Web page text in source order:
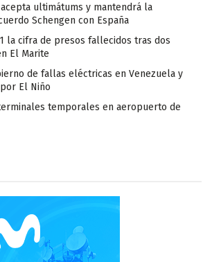
ultimátums y mantendrá la
Schengen con España
la cifra de presos fallecidos tras dos
El Marite
de fallas eléctricas en Venezuela y
El Niño
temporales en aeropuerto de